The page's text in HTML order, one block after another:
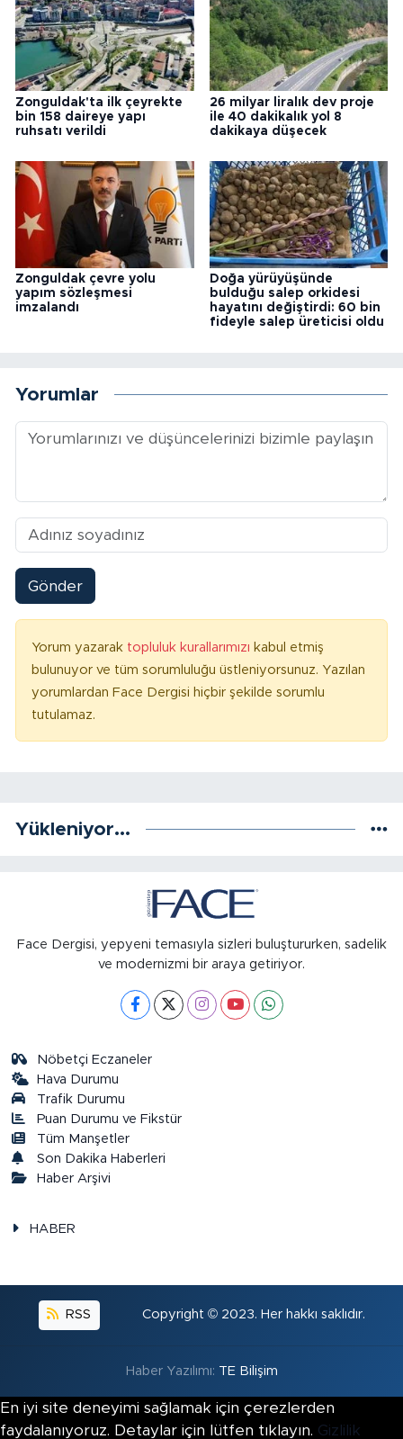
Zonguldak'ta ilk çeyrekte
bin 158 daireye yapı
ruhsatı verildi
26 milyar liralık dev proje
ile 40 dakikalık yol 8
dakikaya düşecek
Zonguldak çevre yolu
yapım sözleşmesi
imzalandı
Doğa yürüyüşünde
bulduğu salep orkidesi
hayatını değiştirdi: 60 bin
fideyle salep üreticisi oldu
Yorumlar
Gönder
Yorum yazarak topluluk kurallarımızı kabul etmiş
bulunuyor ve tüm sorumluluğu üstleniyorsunuz. Yazılan
yorumlardan Face Dergisi hiçbir şekilde sorumlu
tutulamaz.
Yükleniyor...
Face Dergisi, yepyeni temasıyla sizleri buluştururken, sadelik
ve modernizmi bir araya getiriyor.
Nöbetçi Eczaneler
Hava Durumu
Trafik Durumu
Puan Durumu ve Fikstür
Tüm Manşetler
Son Dakika Haberleri
Haber Arşivi
HABER
RSS Copyright © 2023. Her hakkı saklıdır.
Haber Yazılımı: TE Bilişim
En iyi site deneyimi sağlamak için çerezlerden
faydalanıyoruz. Detaylar için lütfen tıklayın. Gizlilik